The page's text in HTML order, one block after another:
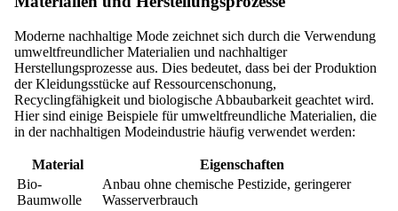
Moderne nachhaltige Mode zeichnet sich durch die Verwendung
umweltfreundlicher Materialien und nachhaltiger
Herstellungsprozesse aus. Dies bedeutet, dass bei der Produktion
der Kleidungsstücke auf Ressourcenschonung,
Recyclingfähigkeit und biologische Abbaubarkeit geachtet wird.
Hier sind einige Beispiele für umweltfreundliche Materialien, die
in der nachhaltigen Modeindustrie häufig verwendet werden:
Material
Eigenschaften
Bio-
Baumwolle
Anbau ohne chemische Pestizide, geringerer
Wasserverbrauch